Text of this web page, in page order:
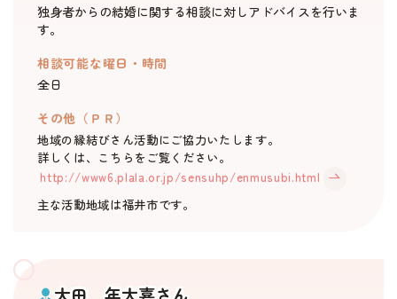
独身者からの結婚に関する相談に対しアドバイスを行いま
す。
相談可能な曜日・時間
全日
その他（ＰＲ）
地域の縁結びさん活動にご協力いたします。
詳しくは、こちらをご覧ください。
http://www6.plala.or.jp/sensuhp/enmusubi.html
主な活動地域は福井市です。
大田 年太嘉さん